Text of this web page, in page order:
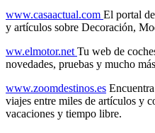
www.casaactual.com El portal
y artículos sobre Decoración,
ww.elmotor.net Tu web de
novedades, pruebas y mucho
www.zoomdestinos.es
viajes entre miles de artículos y
vacaciones y tiempo libre.